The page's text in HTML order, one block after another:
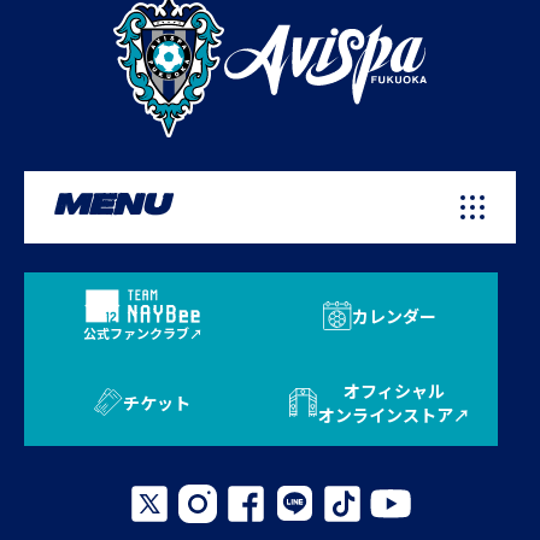
MENU
公式ファンクラブ
カレンダー
チケット
オフィシャル
オンラインストア